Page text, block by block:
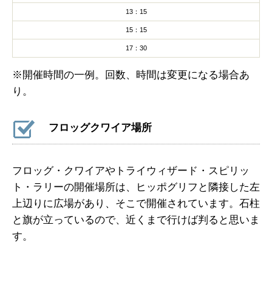
13：15
15：15
17：30
※開催時間の一例。回数、時間は変更になる場合あ
り。
フロッグクワイア場所
フロッグ・クワイアやトライウィザード・スピリッ
ト・ラリーの開催場所は、ヒッポグリフと隣接した左
上辺りに広場があり、そこで開催されています。石柱
と旗が立っているので、近くまで行けば判ると思いま
す。